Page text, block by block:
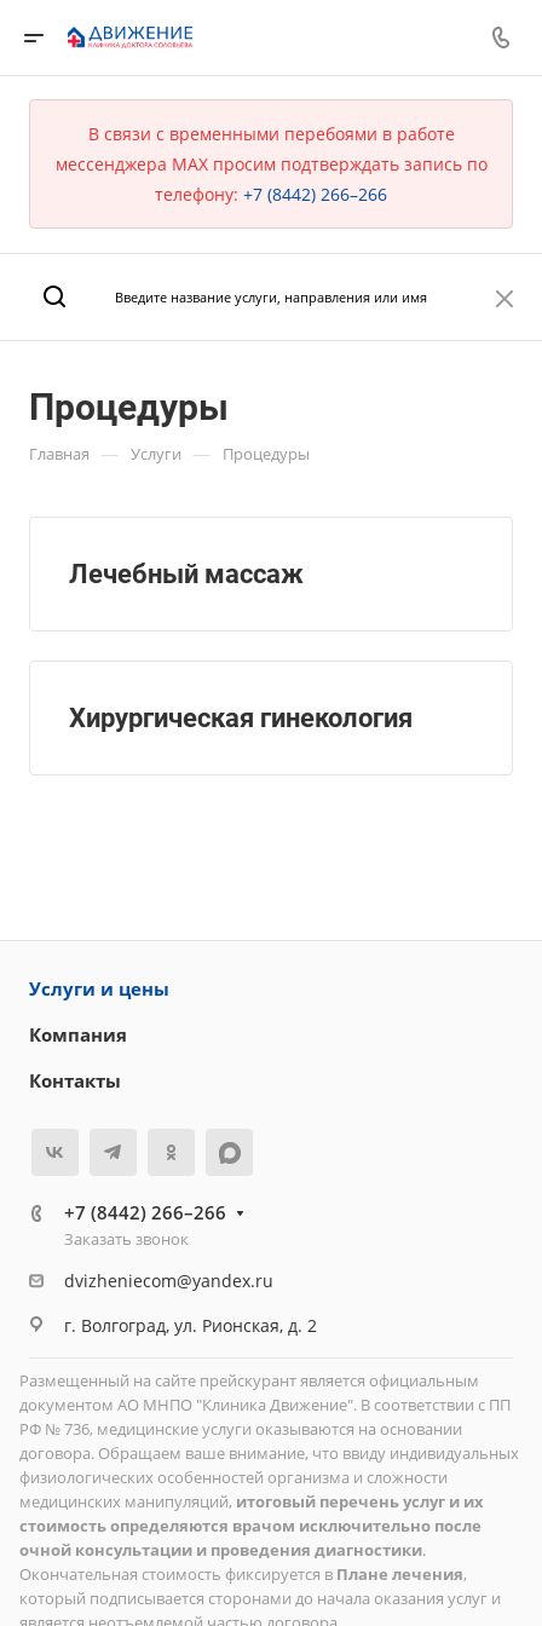
В связи с временными перебоями в работе
мессенджера MAX просим подтверждать запись по
телефону: +7 (8442) 266–266
Процедуры
Главная — Услуги — Процедуры
Лечебный массаж
Хирургическая гинекология
Услуги и цены
Компания
Контакты
+7 (8442) 266–266
Заказать звонок
dvizheniecom@yandex.ru
г. Волгоград, ул. Рионская, д. 2
Размещенный на сайте прейскурант является официальным
документом АО МНПО "Клиника Движение". В соответствии с ПП
РФ № 736, медицинские услуги оказываются на основании
договора. Обращаем ваше внимание, что ввиду индивидуальных
физиологических особенностей организма и сложности
медицинских манипуляций, итоговый перечень услуг и их
стоимость определяются врачом исключительно после
очной консультации и проведения диагностики.
Окончательная стоимость фиксируется в Плане лечения,
который подписывается сторонами до начала оказания услуг и